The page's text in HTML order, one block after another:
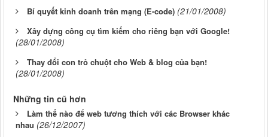
Bí quyết kinh doanh trên mạng (E-code) (21/01/2008)
Xây dựng công cụ tìm kiếm cho riêng bạn với Google!
(28/01/2008)
Thay đổi con trỏ chuột cho Web & blog của bạn!
(28/01/2008)
Những tin cũ hơn
Làm thế nào để web tương thích với các Browser khác
nhau (26/12/2007)